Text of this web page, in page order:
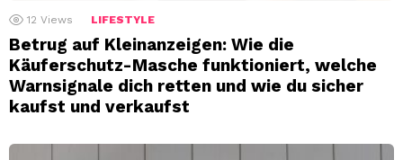
12 Views LIFESTYLE
Betrug auf Kleinanzeigen: Wie die
Käuferschutz-Masche funktioniert, welche
Warnsignale dich retten und wie du sicher
kaufst und verkaufst